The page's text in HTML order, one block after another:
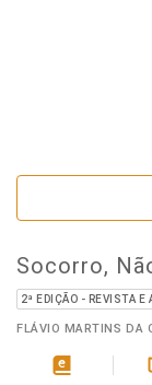
Socorro,
2ª EDIÇÃO - REVISTA E
FLÁVIO MARTINS DA